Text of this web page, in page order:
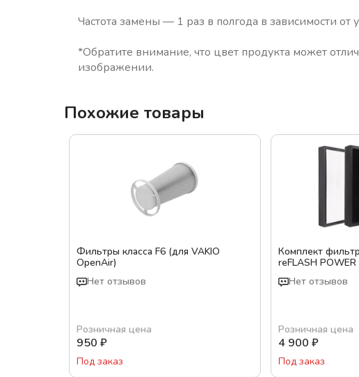
Частота замены — 1 раз в полгода в зависимости от
*Обратите внимание, что цвет продукта может
Похожие товары
Фильтры класса F6 (для VAKIO
OpenAir)
Нет отзывов
Розничная цена
950 ₽
Под заказ
Комплект
reFLASH POWER
Нет отзывов
Розничная цена
4 900 ₽
Под заказ